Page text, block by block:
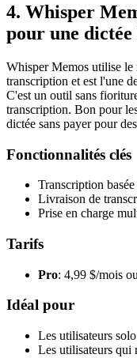
4. Whisper
pour une
Whisper Memos utilise
transcription et est l'une
C'est un outil sans
transcription. Bon pour
dictée sans payer pour
Fonctionnalités clés
Transcription
Livraison de
Prise en charge
Tarifs
Pro: 4,99 $/mois
Idéal pour
Les utilisateurs
Les utilisateurs qui